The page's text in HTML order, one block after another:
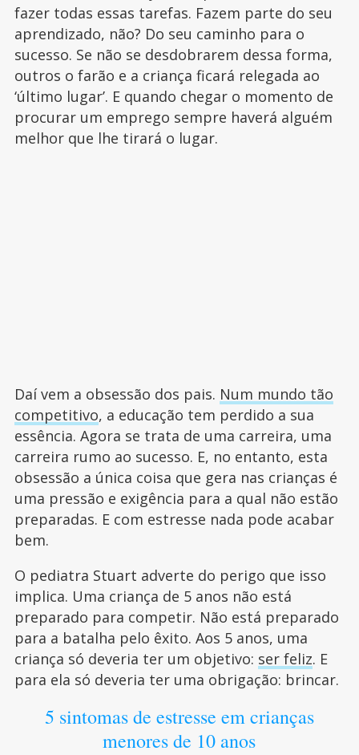
fazer todas essas tarefas. Fazem parte do seu
aprendizado, não? Do seu caminho para o
sucesso. Se não se desdobrarem dessa forma,
outros o farão e a criança ficará relegada ao
‘último lugar’. E quando chegar o momento de
procurar um emprego sempre haverá alguém
melhor que lhe tirará o lugar.
Daí vem a obsessão dos pais. Num mundo tão
competitivo, a educação tem perdido a sua
essência. Agora se trata de uma carreira, uma
carreira rumo ao sucesso. E, no entanto, esta
obsessão a única coisa que gera nas crianças é
uma pressão e exigência para a qual não estão
preparadas. E com estresse nada pode acabar
bem.
O pediatra Stuart adverte do perigo que isso
implica. Uma criança de 5 anos não está
preparado para competir. Não está preparado
para a batalha pelo êxito. Aos 5 anos, uma
criança só deveria ter um objetivo: ser feliz. E
para ela só deveria ter uma obrigação: brincar.
5 sintomas de estresse em crianças
menores de 10 anos